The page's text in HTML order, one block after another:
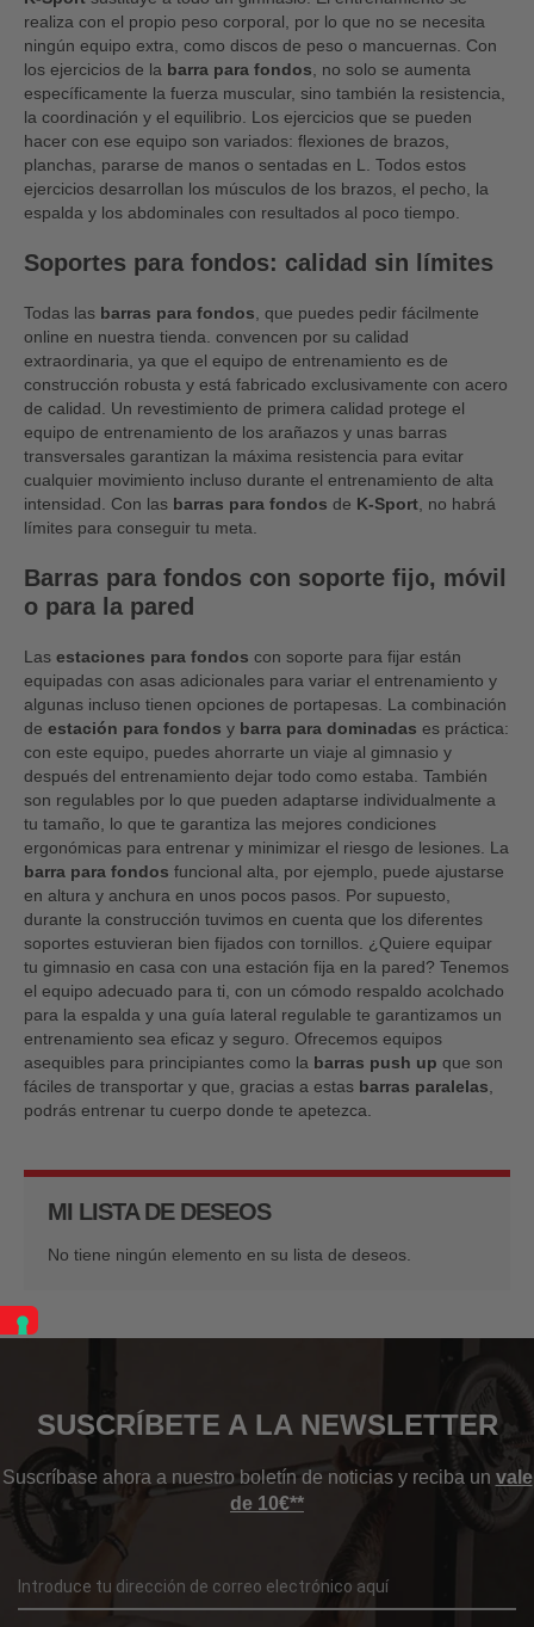
realiza con el propio peso corporal, por lo que no se necesita
ningún equipo extra, como discos de peso o mancuernas. Con
los ejercicios de la barra para fondos , no solo se aumenta
específicamente la fuerza muscular, sino también la resistencia,
la coordinación y el equilibrio. Los ejercicios que se pueden
hacer con ese equipo son variados: flexiones de brazos,
planchas, pararse de manos o sentadas en L. Todos estos
ejercicios desarrollan los músculos de los brazos, el pecho, la
espalda y los abdominales con resultados al poco tiempo.
Soportes para fondos: calidad sin límites
Todas las barras para fondos , que puedes pedir fácilmente
online en nuestra tienda. convencen por su calidad
extraordinaria, ya que el equipo de entrenamiento es de
construcción robusta y está fabricado exclusivamente con acero
de calidad. Un revestimiento de primera calidad protege el
equipo de entrenamiento de los arañazos y unas barras
transversales garantizan la máxima resistencia para evitar
cualquier movimiento incluso durante el entrenamiento de alta
intensidad. Con las barras para fondos de K-Sport , no habrá
límites para conseguir tu meta.
Barras para fondos con soporte fijo, móvil
o para la pared
Las estaciones para fondos con soporte para fijar están
equipadas con asas adicionales para variar el entrenamiento y
algunas incluso tienen opciones de portapesas. La combinación
de estación para fondos y barra para dominadas es práctica:
con este equipo, puedes ahorrarte un viaje al gimnasio y
después del entrenamiento dejar todo como estaba. También
son regulables por lo que pueden adaptarse individualmente a
tu tamaño, lo que te garantiza las mejores condiciones
ergonómicas para entrenar y minimizar el riesgo de lesiones. La
barra para fondos funcional alta, por ejemplo, puede ajustarse
en altura y anchura en unos pocos pasos. Por supuesto,
durante la construcción tuvimos en cuenta que los diferentes
soportes estuvieran bien fijados con tornillos. ¿Quiere equipar
tu gimnasio en casa con una estación fija en la pared? Tenemos
el equipo adecuado para ti, con un cómodo respaldo acolchado
para la espalda y una guía lateral regulable te garantizamos un
entrenamiento sea eficaz y seguro. Ofrecemos equipos
asequibles para principiantes como la barras push up que son
fáciles de transportar y que, gracias a estas barras paralelas
podrás entrenar tu cuerpo donde te apetezca.
MI LISTA DE DESEOS
No tiene ningún elemento en su lista de deseos.
SUSCRÍBETE A LA NEWSLETTER
Suscríbase ahora a nuestro boletín de noticias y reciba un vale
de 10€**